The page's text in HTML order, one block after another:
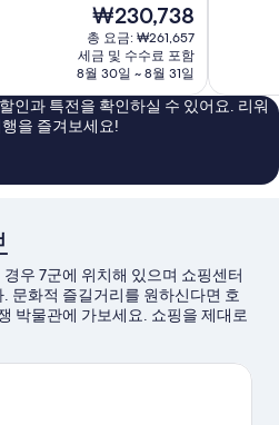
현
재
요
금
₩230,738
₩230,738
총 요금: ₩261,657
세금 및 수수료 포함
8월 30일 ~ 8월 31일
점,
매
우
해
기
718
개
인과 특전을 확인하실 수 있어요. 리워
을 즐겨보세요!
우 7군에 위치해 있으며 쇼핑센터
문화적 즐길거리를 원하신다면 호
박물관에 가보세요. 쇼핑을 제대로
트리트, 사이공 스퀘어도 방문해 볼